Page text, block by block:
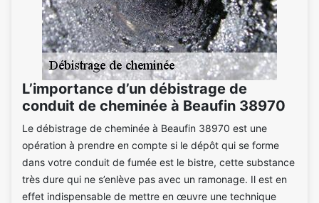
L’importance d’un débistrage de
conduit de cheminée à Beaufin 38970
Le débistrage de cheminée à Beaufin 38970 est une
opération à prendre en compte si le dépôt qui se forme
dans votre conduit de fumée est le bistre, cette substance
très dure qui ne s’enlève pas avec un ramonage. Il est en
effet indispensable de mettre en œuvre une technique